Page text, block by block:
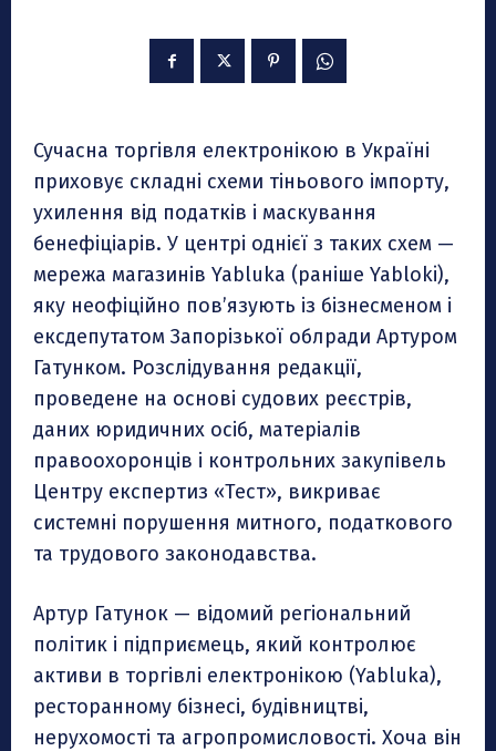
Сучасна торгівля електронікою в Україні
приховує складні схеми тіньового імпорту,
ухилення від податків і маскування
бенефіціарів. У центрі однієї з таких схем —
мережа магазинів Yabluka (раніше Yabloki),
яку неофіційно пов’язують із бізнесменом і
ексдепутатом Запорізької облради Артуром
Гатунком. Розслідування редакції,
проведене на основі судових реєстрів,
даних юридичних осіб, матеріалів
правоохоронців і контрольних закупівель
Центру експертиз «Тест», викриває
системні порушення митного, податкового
та трудового законодавства.
Артур Гатунок — відомий регіональний
політик і підприємець, який контролює
активи в торгівлі електронікою (Yabluka),
ресторанному бізнесі, будівництві,
нерухомості та агропромисловості. Хоча він